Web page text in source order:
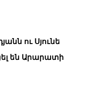
ու Սյունե
են Արարատի